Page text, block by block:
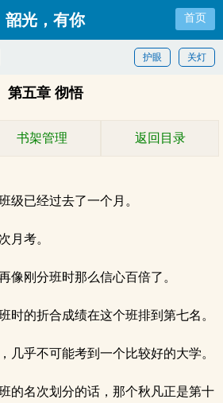
韶光，有你 首页
关灯
护眼
第五章 彻悟
书架管理 返回目录
已经过去了一个月。
月考。
刚分班时那么信心百倍了。
的折合成绩在这个班排到第七名。
乎不可能考到一个比较好的大学。
的名次划分的话，那个秋凡正是第十